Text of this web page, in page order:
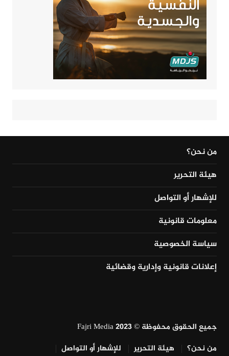
من نحن؟
هيئة التحرير
للإشهار أو التواصل
معلومات قانونية
سياسة الخصوصية
إعلانات قانونية وإدارية وقضائية
جميع الحقوق محفوظة © Fajri Media 2023
من نحن؟
هيئة التحرير
للإشهار أو التواصل